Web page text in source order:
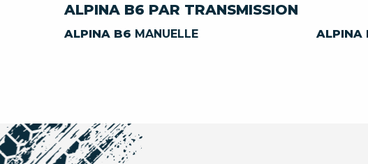
ALPINA B6 PAR TRANSMISSION
ALPINA B6 MANUELLE ALPINA